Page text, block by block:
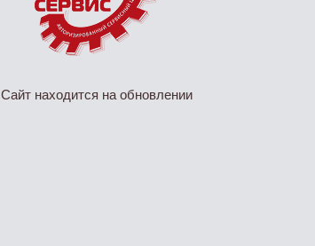
Сайт находится на обновлении